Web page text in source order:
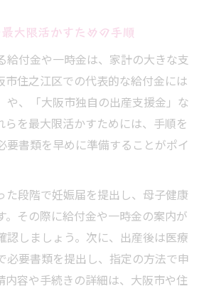
大限活かすための手順
給付金や一時金は、家計の大きな支
市住之江区での代表的な給付金には
や、「大阪市独自の出産支援金」な
らを最大限活かすためには、手順を
要書類を早めに準備することがポイ
た段階で妊娠届を提出し、母子健康
。その際に給付金や一時金の案内が
認しましょう。次に、出産後は医療
必要書類を提出し、指定の方法で申
内容や手続きの詳細は、大阪市や住